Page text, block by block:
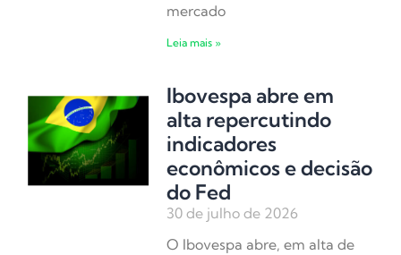
mercado
Leia mais »
Ibovespa abre em
alta repercutindo
indicadores
econômicos e decisão
do Fed
30 de julho de 2026
O Ibovespa abre, em alta de